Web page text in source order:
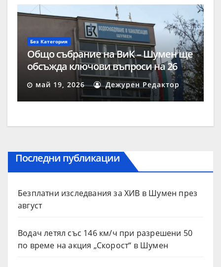
Без Категория
Общо събрание на ВиК – Шумен ще
обсъжда ключови въпроси на 26
май 19, 2026 Дежурен Редактор
Последни публикации
Безплатни изследвания за ХИВ в Шумен през
август
Водач летял със 146 км/ч при разрешени 50
по време на акция „Скорост“ в Шумен